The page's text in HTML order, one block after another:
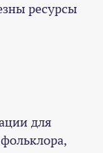
ресурсы
для